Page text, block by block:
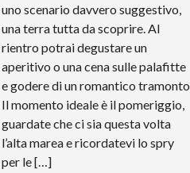
uno scenario davvero suggestivo,
una terra tutta da scoprire. Al
rientro potrai degustare un
aperitivo o una cena sulle palafitte
e godere di un romantico tramonto.
Il momento ideale è il pomeriggio,
guardate che ci sia questa volta
l’alta marea e ricordatevi lo spry
per le […]